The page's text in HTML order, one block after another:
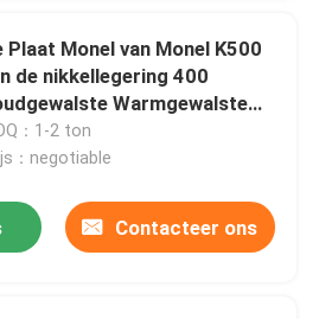
Plaat Monel van Monel K500
de nikkellegering 400
Warmgewalste
：1-2 ton
：negotiable
Contacteer ons